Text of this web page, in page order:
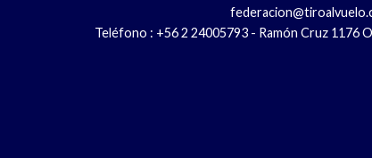
Teléfono : +56 2 24005793 - Ramón Cruz 1176